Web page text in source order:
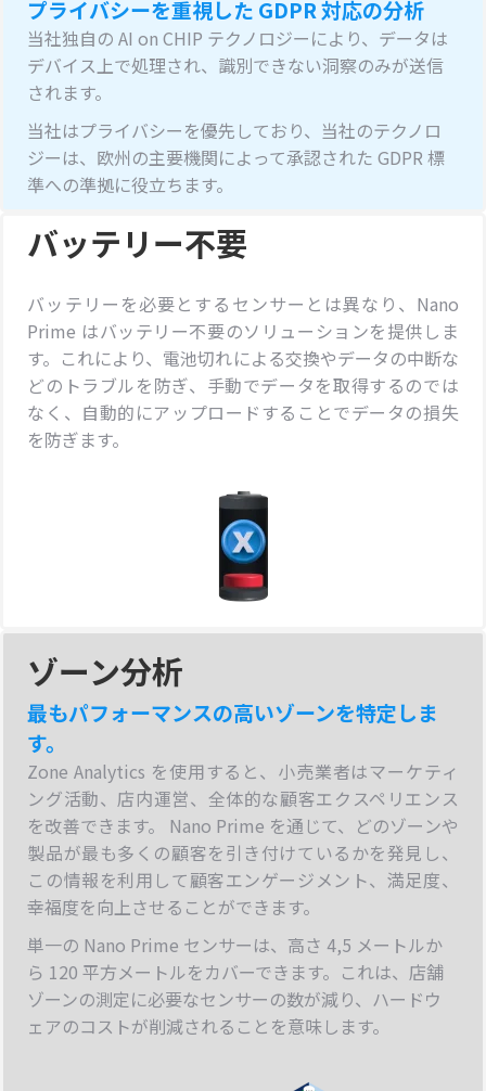
プライバシーを重視した GDPR 対応の分析
当社独自の AI on CHIP テクノロジーにより、データは
デバイス上で処理され、識別できない洞察のみが送信
されます。
当社はプライバシーを優先しており、当社のテクノロ
ジーは、欧州の主要機関によって承認された GDPR 標
準への準拠に役立ちます。
バッテリー不要
バッテリーを必要とするセンサーとは異なり、Nano
Prime はバッテリー不要のソリューションを提供しま
す。これにより、電池切れによる交換やデータの中断な
どのトラブルを防ぎ、手動でデータを取得するのでは
なく、自動的にアップロードすることでデータの損失
を防ぎます。
ゾーン分析
最もパフォーマンスの高いゾーンを特定しま
す。
Zone Analytics を使用すると、小売業者はマーケティ
ング活動、店内運営、全体的な顧客エクスペリエンス
を改善できます。 Nano Prime を通じて、どのゾーンや
製品が最も多くの顧客を引き付けているかを発見し、
この情報を利用して顧客エンゲージメント、満足度、
幸福度を向上させることができます。
単一の Nano Prime センサーは、高さ 4,5 メートルか
ら 120 平方メートルをカバーできます。これは、店舗
ゾーンの測定に必要なセンサーの数が減り、ハードウ
ェアのコストが削減されることを意味します。